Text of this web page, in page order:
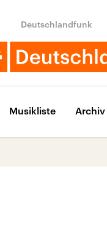
Deutschlandfunk
Musikliste Archiv